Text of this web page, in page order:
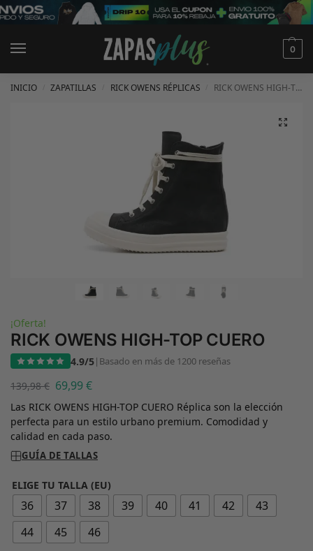
0
INICIO ZAPATILLAS RICK OWENS RÉPLICAS RICK OWENS HIGH-TOP CUERO
¡Oferta!
RICK OWENS HIGH-TOP CUERO
4.9/5| Basado en más de 1200 reseñas
139,98€ 69,99€
Las RICK OWENS HIGH-TOP CUERO Réplica son la elección
perfecta para un estilo urbano premium. Comodidad y
calidad en cada paso.
GUÍA DE TALLAS
ELIGE TU TALLA (EU)
36 37 38 39 40 41 42
43
44
45 46